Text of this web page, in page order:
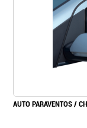
AUTO PARAVENTOS /